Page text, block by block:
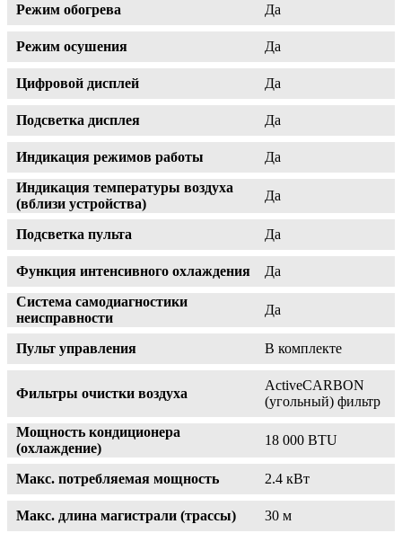
Режим обогрева Да
Режим осушения Да
Цифровой дисплей Да
Подсветка дисплея Да
Индикация режимов работы
Да
Индикация температуры воздуха
(вблизи устройства)
Да
Подсветка пульта Да
Функция интенсивного охлаждения
Да
Система самодиагностики
неисправности
Да
Пульт управления В комплекте
Фильтры очистки воздуха
ActiveCARBON
(угольный) фильтр
Мощность кондиционера
(охлаждение)
18 000 BTU
Макс. потребляемая мощность 2.4 кВт
Макс. длина магистрали (трассы)
30 м